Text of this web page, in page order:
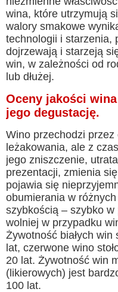
wina, które utrzymują
walory smakowe
technologii i starzenia,
dojrzewają i starzeją
win, w zależności od
lub dłużej.
Oceny jakości
jego degustację.
Wino przechodzi
leżakowania, ale z
jego zniszczenie,
prezentacji, zmienia
pojawia się
obumierania w
szybkością – szybko w
wolniej w przypadku
Żywotność białych win
lat, czerwone wino
20 lat. Żywotność win
(likierowych) jest
100 lat.